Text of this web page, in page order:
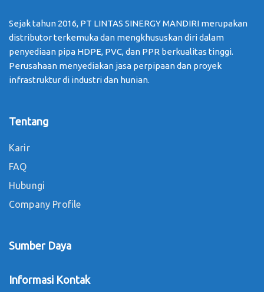
Sejak tahun 2016, PT LINTAS SINERGY MANDIRI merupakan
distributor terkemuka dan mengkhususkan diri dalam
penyediaan pipa HDPE, PVC, dan PPR berkualitas tinggi.
Perusahaan menyediakan jasa perpipaan dan proyek
infrastruktur di industri dan hunian.
Tentang
Karir
FAQ
Hubungi
Company Profile
Sumber Daya
Informasi Kontak